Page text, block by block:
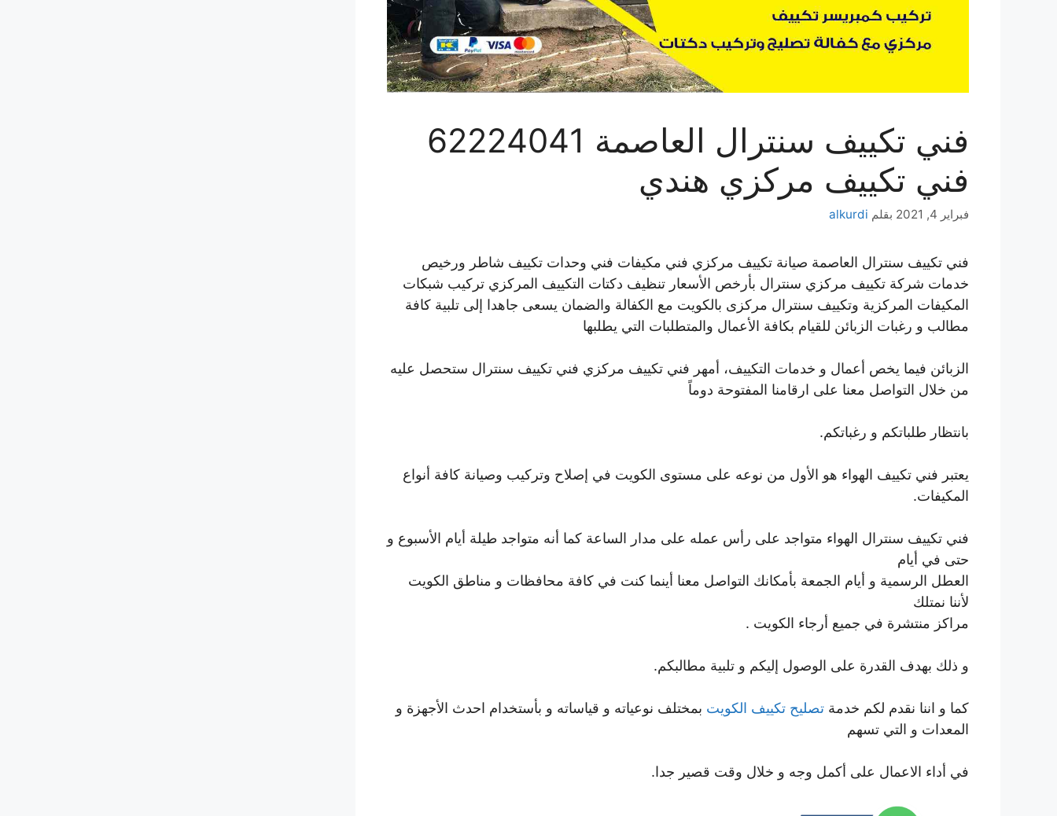
فني تكييف سنترال العاصمة 62224041
فني تكييف مركزي هندي
فبراير 4, 2021 بقلم alkurdi
فني تكييف سنترال العاصمة صيانة تكييف مركزي فني مكيفات فني وحدات تكييف شاطر ورخيص
خدمات شركة تكييف مركزي سنترال بأرخص الأسعار تنظيف دكتات التكييف المركزي تركيب شبكات
المكيفات المركزية وتكييف سنترال مركزى بالكويت مع الكفالة والضمان يسعى جاهدا إلى تلبية كافة
مطالب و رغبات الزبائن للقيام بكافة الأعمال والمتطلبات التي يطلبها
الزبائن فيما يخص أعمال و خدمات التكييف، أمهر فني تكييف مركزي فني تكييف سنترال ستحصل عليه
من خلال التواصل معنا على ارقامنا المفتوحة دوماً
بانتظار طلباتكم و رغباتكم.
يعتبر فني تكييف الهواء هو الأول من نوعه على مستوى الكويت في إصلاح وتركيب وصيانة كافة أنواع
المكيفات.
فني تكييف سنترال الهواء متواجد على رأس عمله على مدار الساعة كما أنه متواجد طيلة أيام الأسبوع و
حتى في أيام
العطل الرسمية و أيام الجمعة بأمكانك التواصل معنا أينما كنت في كافة محافظات و مناطق الكويت
لأننا نمتلك
مراكز منتشرة في جميع أرجاء الكويت .
و ذلك بهدف القدرة على الوصول إليكم و تلبية مطالبكم.
كما و اننا نقدم لكم خدمة تصليح تكييف الكويت بمختلف نوعياته و قياساته و بأستخدام احدث الأجهزة و
المعدات و التي تسهم
في أداء الاعمال على أكمل وجه و خلال وقت قصير جدا.